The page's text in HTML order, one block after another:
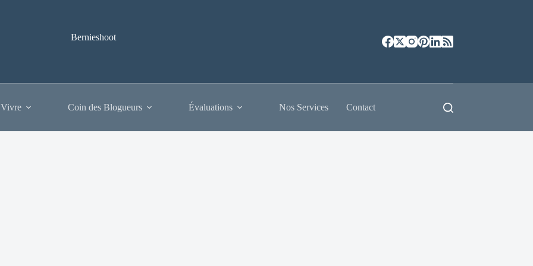
Bernieshoot
Coin des Blogueurs Évaluations Nos Services Contact